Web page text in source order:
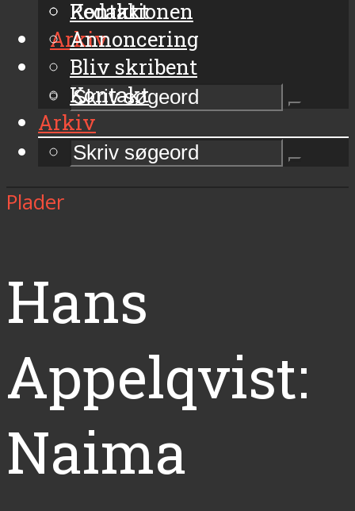
Kontakt
Arkiv
Redaktionen
Annoncering
Bliv skribent
Kontakt
Arkiv
Plader
Hans
Appelqvist:
Naima